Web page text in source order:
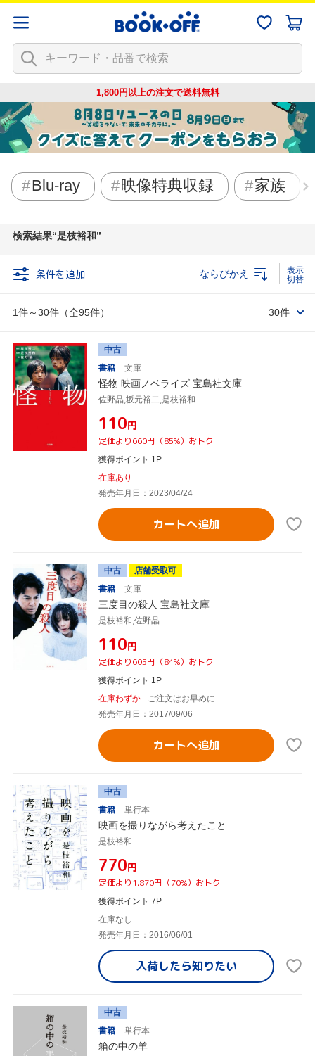
1,800円以上の注文で送料無料
Blu-ray 映像特典収録 家族
検索結果 是枝裕和
条件を追加
1件～30件（全95件）
ならびかえ
30件
中古
書籍
文庫
怪物 映画ノベライズ 宝島社文庫
佐野晶,坂元裕二,是枝裕和
¥110円
定価より660円（85%）おトク
獲得ポイント 1P
在庫あり
発売年月日：2023/04/24
カートへ追加
中古
店舗受取可
書籍
文庫
三度目の殺人 宝島社文庫
是枝裕和,佐野晶
¥110円
定価より605円（84%）おトク
獲得ポイント 1P
在庫わずか
ご注文はお早めに
発売年月日：2017/09/06
カートへ追加
中古
書籍
単行本
映画を撮りながら考えたこと
是枝裕和
¥770円
定価より1,870円（70%）おトク
獲得ポイント 7P
在庫なし
発売年月日：2016/06/01
入荷したら知りたい
中古
書籍
単行本
箱の中の羊